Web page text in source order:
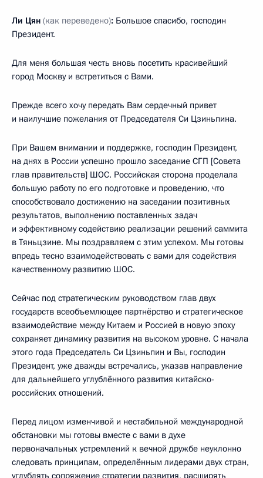
Ли Цян (как переведено): Большое спасибо, господин
Президент.
Для меня большая честь вновь посетить красивейший
город Москву и встретиться с Вами.
Прежде всего хочу передать Вам сердечный привет
и наилучшие пожелания от Председателя Си Цзиньпина.
При Вашем внимании и поддержке, господин Президент,
на днях в России успешно прошло заседание СГП [Совета
глав правительств] ШОС. Российская сторона проделала
большую работу по его подготовке и проведению, что
способствовало достижению на заседании позитивных
результатов, выполнению поставленных задач
и эффективному содействию реализации решений саммита
в Тяньцзине. Мы поздравляем с этим успехом. Мы готовы
впредь тесно взаимодействовать с вами для содействия
качественному развитию ШОС.
Сейчас под стратегическим руководством глав двух
государств всеобъемлющее партнёрство и стратегическое
взаимодействие между Китаем и Россией в новую эпоху
сохраняет динамику развития на высоком уровне. С начала
этого года Председатель Си Цзиньпин и Вы, господин
Президент, уже дважды встречались, указав направление
для дальнейшего углублённого развития китайско-
российских отношений.
Перед лицом изменчивой и нестабильной международной
обстановки мы готовы вместе с вами в духе
первоначальных устремлений к вечной дружбе неуклонно
следовать принципам, определённым лидерами двух стран,
углублять сопряжение стратегии развития, расширять